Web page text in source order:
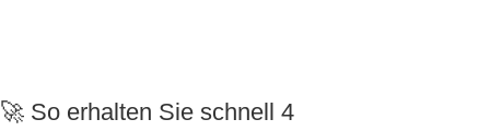
🚀 So erhalten Sie schnell 4